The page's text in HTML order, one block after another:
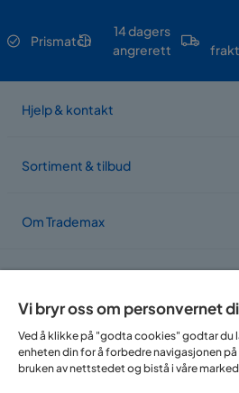
Prismatch
14 dagers
angrerett
Hjelp & kontakt
Sortiment & tilbud
Om Trademax
Vi bryr oss om personvernet
Ved å klikke på "godta cookies" godtar du
enheten din for å forbedre navigasjonen
bruken av nettstedet og bistå i våre